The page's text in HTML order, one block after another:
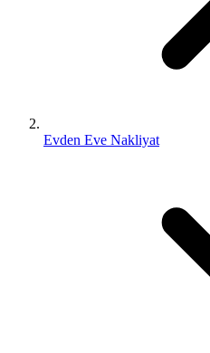
Evden Eve Nakliyat